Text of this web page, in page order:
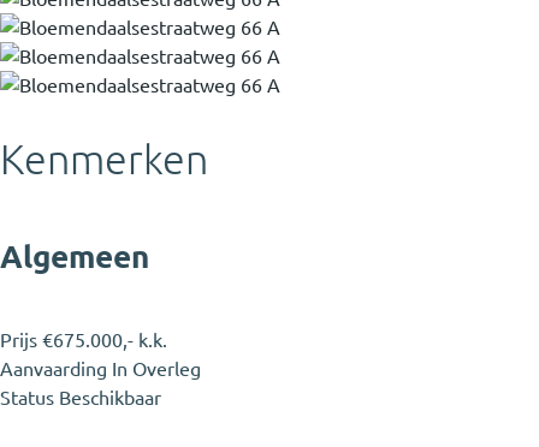
Kenmerken
Algemeen
Prijs €675.000,- k.k.
Aanvaarding In Overleg
Status Beschikbaar